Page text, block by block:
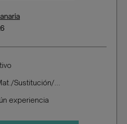
Sustitución/...
experiencia